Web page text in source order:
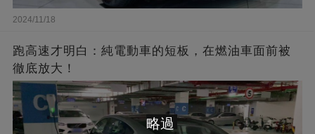
2024/11/18
跑高速才明白：純電動車的短板，在燃油車面前被
徹底放大！
略過